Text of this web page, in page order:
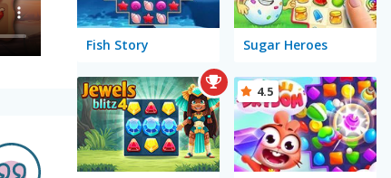
Fish Story Sugar Heroes
4.5